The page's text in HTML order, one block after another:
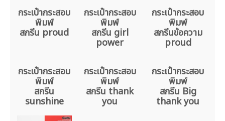
กระเป๋ากระสอบ
พิมพ์
สกรีน proud
กระเป๋ากระสอบ
พิมพ์
สกรีน girl
power
กระเป๋ากระสอบ
พิมพ์
สกรีนข้อความ
proud
กระเป๋ากระสอบ
พิมพ์
สกรีน
sunshine
กระเป๋ากระสอบ
พิมพ์
สกรีน thank
you
กระเป๋ากระสอบ
พิมพ์
สกรีน Big
thank you